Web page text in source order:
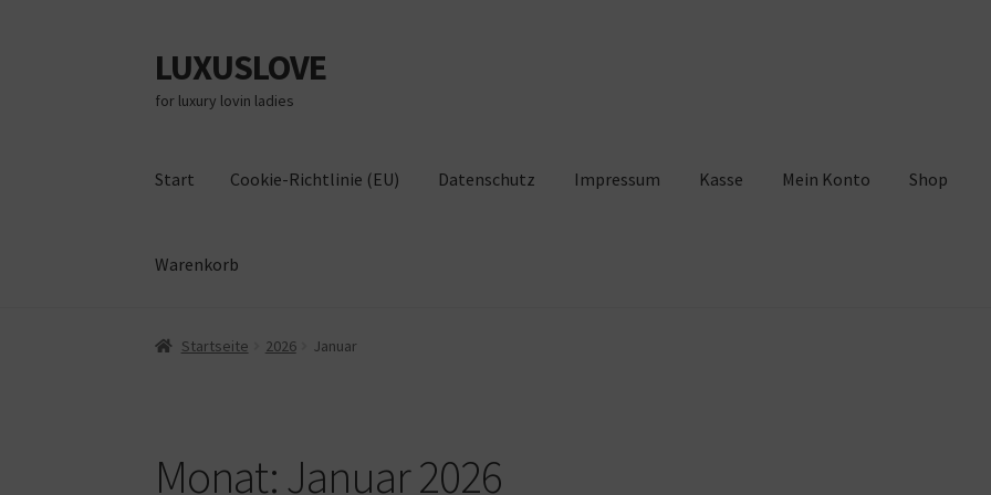
Zur
Navigation
springen
Zum
Inhalt
springen
LUXUSLOVE
for luxury lovin ladies
Start Cookie-Richtlinie (EU) Datenschutz Impressum Kasse Mein Konto Shop
Warenkorb
Start Cookie-Richtlinie (EU)
Startseite 2026 Januar
Monat:Januar 2026